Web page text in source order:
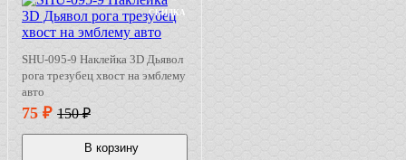
СКИДКА
SHU-095-9 Наклейка 3D Дьявол
рога трезубец хвост на эмблему
авто
75 ₽ 150₽
В корзину